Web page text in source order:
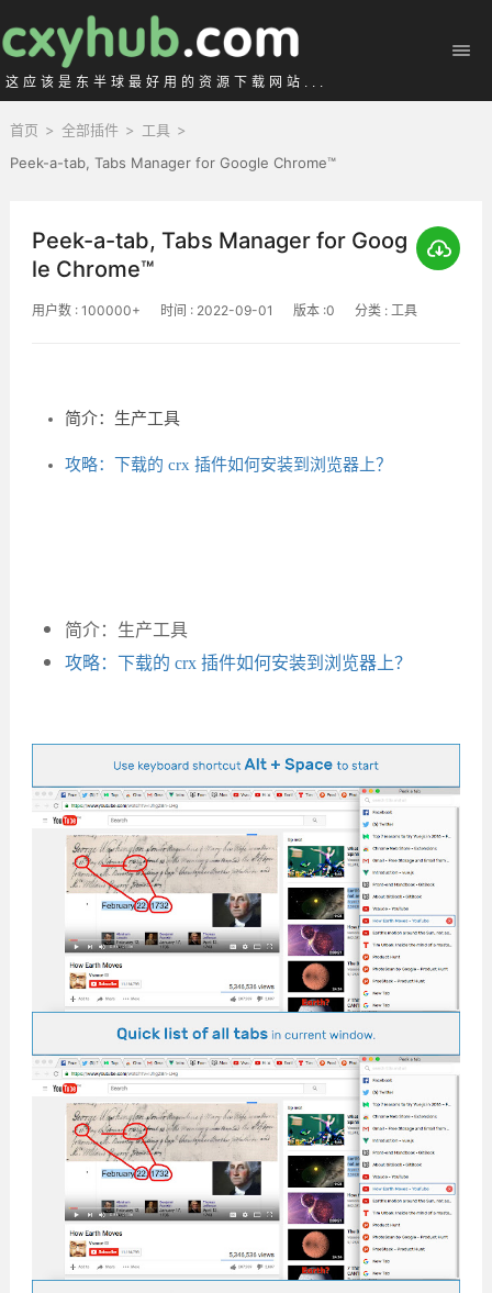
这应该是东半球最好用的资源下载网站...
首页 > 全部插件 > 工具 >
Peek-a-tab, Tabs Manager for Google Chrome™
Peek-a-tab, Tabs Manager for Goog
le Chrome™
用户数 : 100000+ 时间 : 2022-09-01 版本 :0 分类 : 工具
简介：生产工具
攻略：下载的 crx 插件如何安装到浏览器上？
简介：生产工具
攻略：下载的 crx 插件如何安装到浏览器上？